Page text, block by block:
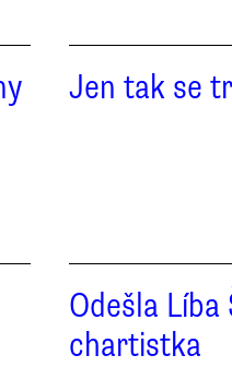
Jen tak se
Odešla
chartistka